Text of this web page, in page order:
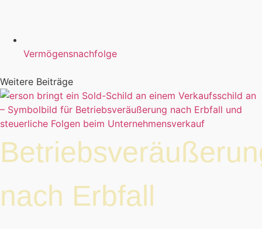
Vermögensnachfolge
Weitere Beiträge
nach Erbfall